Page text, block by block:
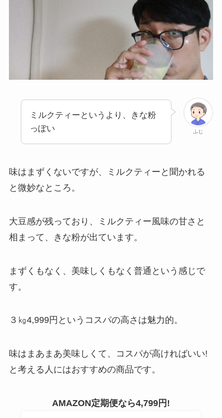
ふじ
ミルクティーというより、きな粉
っぽい
味はまずくないですが、ミルクティーと聞かれる
と微妙なところ。
大豆感が残っており、ミルクティー風味の甘さと
相まって、きな粉が出ています。
まずくもなく、美味しくもなく普通という感じで
す。
３㎏4,999円というコスパの高さは魅力的。
味はまあまあ美味しくて、コスパが高ければいい!
と考える人にはおすすめの商品です。
AMAZON定期便なら4,799円!